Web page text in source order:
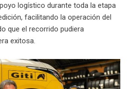
logístico durante toda la etapa
facilitando la operación del
que el recorrido pudiera
exitosa.